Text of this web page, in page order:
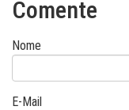
Comente
Nome
E-Mail